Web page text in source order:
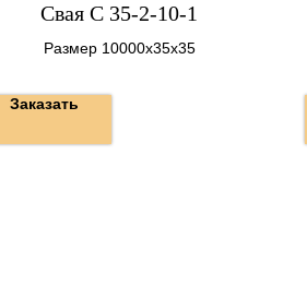
Свая С 35-2-10-1
Размер 10000х35х35
Заказать